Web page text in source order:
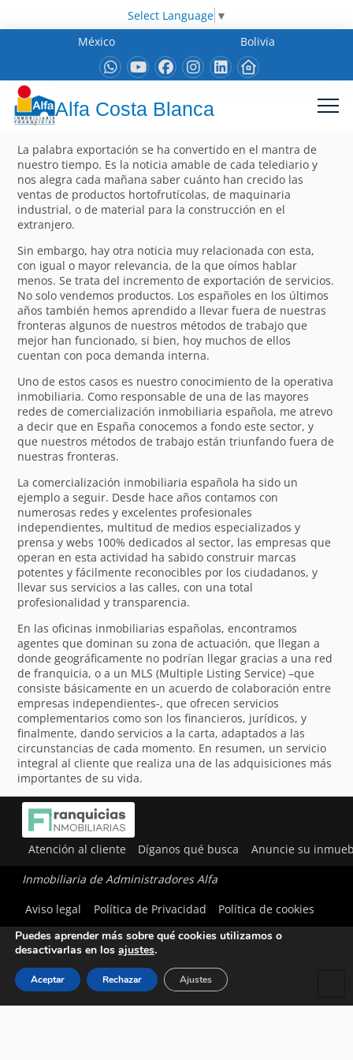
Select Language ▼
México
Bolivia
Alfa Costa Blanca
La palabra exportación se ha convertido en el mantra de
nuestro tiempo. Es la noticia amable de cada telediario y
nos alegra cada mañana saber cuánto han crecido las
ventas de productos hortofrutícolas, de maquinaria
industrial, o de material para la construcción en el
extranjero.
Sin embargo, hay otra noticia muy relacionada con esta,
con igual o mayor relevancia, de la que oímos hablar
menos. Se trata del incremento de exportación de servicios.
No solo vendemos productos. Los españoles en los últimos
años también hemos aprendido a llevar fuera de nuestras
fronteras algunos de nuestros métodos de trabajo que
mejor han funcionado, si bien, hoy muchos de ellos
cuentan con poca demanda interna.
Uno de estos casos es nuestro conocimiento de la operativa
inmobiliaria. Como responsable de una de las mayores
redes de comercialización inmobiliaria española, me atrevo
a decir que en España conocemos a fondo este sector, y
que nuestros métodos de trabajo están triunfando fuera de
nuestras fronteras.
La comercialización inmobiliaria española ha sido un
ejemplo a seguir. Desde hace años contamos con
numerosas redes y excelentes profesionales
independientes, multitud de medios especializados y
prensa y webs 100% dedicados al sector, las empresas que
operan en esta actividad ha sabido construir marcas
potentes y fácilmente reconocibles por los ciudadanos, y
llevar sus servicios a las calles, con una total
profesionalidad y transparencia.
En las oficinas inmobiliarias españolas, encontramos
agentes que dominan su zona de actuación, que llegan a
donde geográficamente no podrían llegar gracias a una red
de franquicia, o a un MLS (Multiple Listing Service) –que
consiste básicamente en un acuerdo de colaboración entre
empresas independientes-, que ofrecen servicios
complementarios como son los financieros, jurídicos, y
finalmente, dando servicios a la carta, adaptados a las
circunstancias de cada momento. En resumen, un servicio
integral al cliente que realiza una de las adquisiciones más
importantes de su vida.
Atención al cliente Díganos qué busca Anuncie su
Inmobiliaria de Administradores Alfa
Aviso legal
Política de Privacidad Política de cookies
Utilizamos cookies para ofrecerte la mejor experiencia en
Puedes aprender más sobre qué cookies utilizamos o
desactivarlas en los ajustes.
Aceptar Rechazar Ajustes